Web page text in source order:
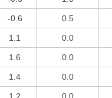
-0.6 0.5
1.1 0.0
1.6 0.0
1.4 0.0